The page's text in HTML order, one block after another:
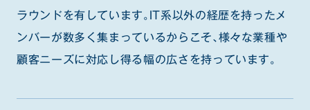
ラウンドを有しています。IT系以外の経歴を持ったメ
ンバーが数多く集まっているからこそ、様々な業種や
顧客ニーズに対応し得る幅の広さを持っています。